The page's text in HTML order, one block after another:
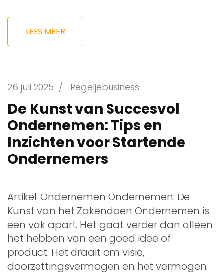
LEES MEER
26 juli 2025 / Regeljebusiness
De Kunst van Succesvol
Ondernemen: Tips en
Inzichten voor Startende
Ondernemers
Artikel: Ondernemen Ondernemen: De
Kunst van het Zakendoen Ondernemen is
een vak apart. Het gaat verder dan alleen
het hebben van een goed idee of
product. Het draait om visie,
doorzettingsvermogen en het vermogen